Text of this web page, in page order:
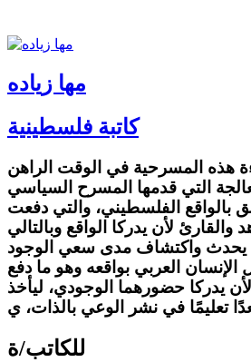
مها زياده
كاتبة فلسطينية
هذه المسرحية في الوقت الراهن
التي قدمها المسرح السياسي
بالواقع الفلسطيني، والتي دفعت
والقارئ لأن يدركا الواقع وبالتالي
يحدث واكتشاف مدى سعي الوجود
الإنسان العربي بواقعه وهو ما دفع
يدركا حضورهما الوجودي، ليأخذ
تعليمًا في نشر الوعي بالذات، ي
للكاتب/ة